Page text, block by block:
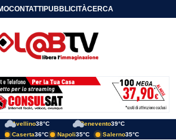
CONTATTIPUBBLICITÀCERCA
Avellino38°C Benevento39°C
Caserta36°C Napoli35°C Salerno35°C